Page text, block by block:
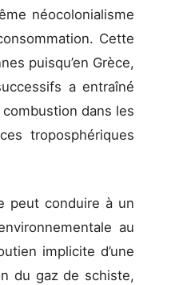
néocolonialisme
Cette
puisqu’en Grèce,
a entraîné
dans les
troposphériques
peut conduire à un
au
implicite d’une
du gaz de schiste,